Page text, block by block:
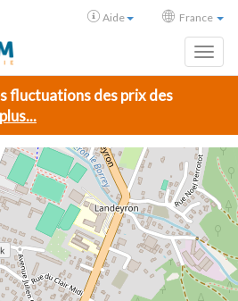
Aide France
fluctuations des prix des